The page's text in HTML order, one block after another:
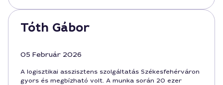
Tóth Gábor
05 Február 2026
A logisztikai asszisztens szolgáltatás Székesfehérváron
gyors és megbízható volt. A munka során 20 ezer